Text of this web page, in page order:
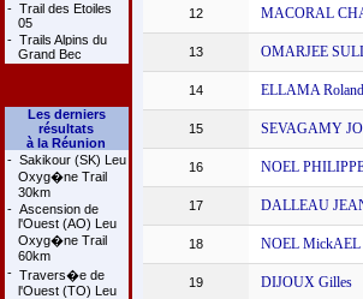
- Trail des Etoiles
05
- Trails Alpins du
Grand Bec
Les derniers
résultats
à la Réunion
- Sakikour (SK) Leu
Oxyg�ne Trail
30km
- Ascension de
l'Ouest (AO) Leu
Oxyg�ne Trail
60km
- Travers�e de
l'Ouest (TO) Leu
12 MACORAL
13 OMARJEE
14 ELLAMA Roland
15 SEVAGAMY
16 NOEL
17 DALLEAU
18 NOEL MickAEL
19 DIJOUX Gilles